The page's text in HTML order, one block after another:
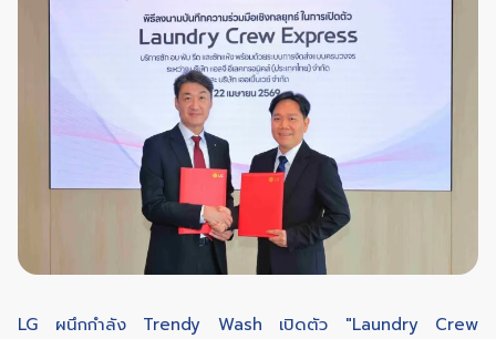
LG ผนึกกำลัง Trendy Wash เปิดตัว "Laundry Crew